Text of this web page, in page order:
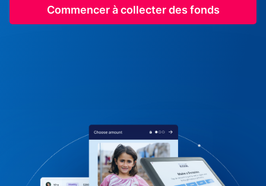
Commencer à collecter des fonds